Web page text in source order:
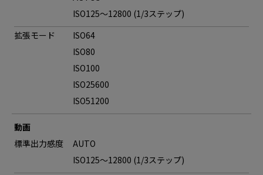
ISO125～12800 (1/3ステップ)
拡張モード
ISO64
ISO80
ISO100
ISO25600
ISO51200
動画
標準出力感度
AUTO
ISO125～12800 (1/3ステップ)